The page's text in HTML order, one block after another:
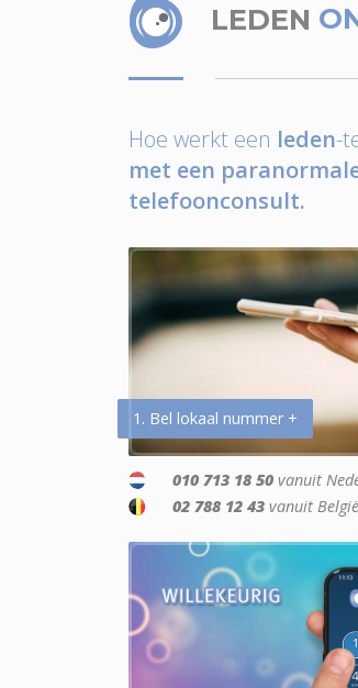
LEDEN
Hoe werkt een leden-
met een
telefoonconsult.
1. Bel lokaal nummer +
010 713 18 50 vanuit
02 788 12 43 vanuit België